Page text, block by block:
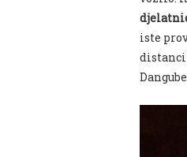
iste
distanci